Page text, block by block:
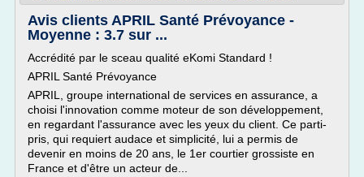
Avis clients APRIL Santé Prévoyance -
Moyenne : 3.7 sur ...
Accrédité par le sceau qualité eKomi Standard !
APRIL Santé Prévoyance
APRIL, groupe international de services en assurance, a
choisi l'innovation comme moteur de son développement,
en regardant l'assurance avec les yeux du client. Ce parti-
pris, qui requiert audace et simplicité, lui a permis de
devenir en moins de 20 ans, le 1er courtier grossiste en
France et d'être un acteur de...